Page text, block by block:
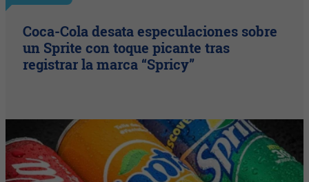
Coca-Cola desata especulaciones sobre
un Sprite con toque picante tras
registrar la marca “Spricy”